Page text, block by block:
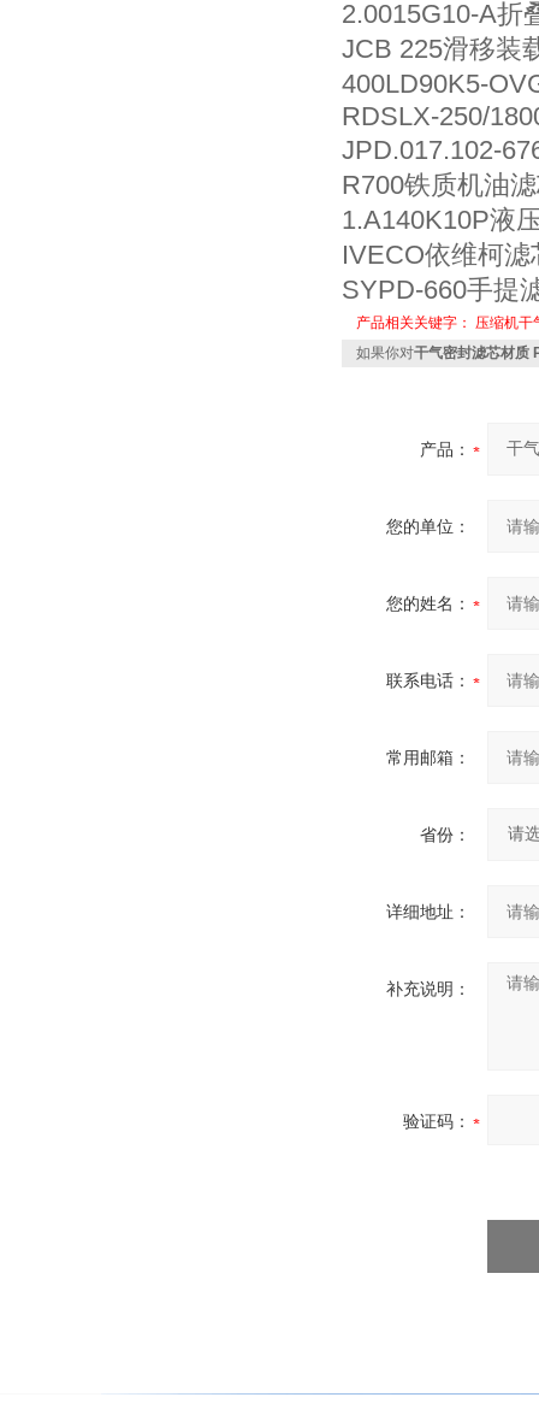
2.0015G10-A折
JCB 225滑移装
400LD90K5-
RDSLX-250/
JPD.017.102-
R700铁质机油
1.A140K10P液
IVECO依维柯
SYPD-660手提
产品相关关键字： 压缩机干
如果你对干气密封滤芯材质
产品：
您的单位：
您的姓名：
联系电话：
常用邮箱：
省份：
详细地址：
补充说明：
验证码：